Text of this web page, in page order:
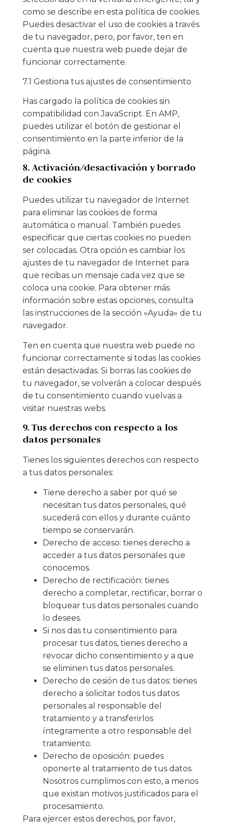
como se describe en esta política de cookies.
Puedes desactivar el uso de cookies a través
de tu navegador, pero, por favor, ten en
cuenta que nuestra web puede dejar de
funcionar correctamente.
7.1 Gestiona tus ajustes de consentimiento
Has cargado la política de cookies sin
compatibilidad con JavaScript. En AMP,
puedes utilizar el botón de gestionar el
consentimiento en la parte inferior de la
página.
8. Activación/desactivación y borrado
de cookies
Puedes utilizar tu navegador de Internet
para eliminar las cookies de forma
automática o manual. También puedes
especificar que ciertas cookies no pueden
ser colocadas. Otra opción es cambiar los
ajustes de tu navegador de Internet para
que recibas un mensaje cada vez que se
coloca una cookie. Para obtener más
información sobre estas opciones, consulta
las instrucciones de la sección «Ayuda» de tu
navegador.
Ten en cuenta que nuestra web puede no
funcionar correctamente si todas las cookies
están desactivadas. Si borras las cookies de
tu navegador, se volverán a colocar después
de tu consentimiento cuando vuelvas a
visitar nuestras webs.
9. Tus derechos con respecto a los
datos personales
Tienes los siguientes derechos con respecto
a tus datos personales:
Tiene derecho a saber por qué se
necesitan tus datos personales, qué
sucederá con ellos y durante cuánto
tiempo se conservarán.
Derecho de acceso: tienes derecho a
acceder a tus datos personales que
conocemos.
Derecho de rectificación: tienes
derecho a completar, rectificar, borrar o
bloquear tus datos personales cuando
lo desees.
Si nos das tu consentimiento para
procesar tus datos, tienes derecho a
revocar dicho consentimiento y a que
se eliminen tus datos personales.
Derecho de cesión de tus datos: tienes
derecho a solicitar todos tus datos
personales al responsable del
tratamiento y a transferirlos
íntegramente a otro responsable del
tratamiento.
Derecho de oposición: puedes
oponerte al tratamiento de tus datos.
Nosotros cumplimos con esto, a menos
que existan motivos justificados para el
procesamiento.
Para ejercer estos derechos, por favor,